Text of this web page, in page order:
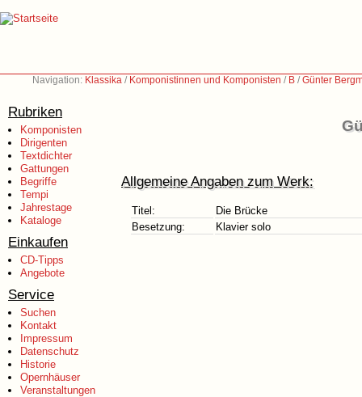
Navigation: Klassika / Komponistinnen und Komponisten / B /Günter
Rubriken
Komponisten
Dirigenten
Textdichter
Gattungen
Begriffe
Tempi
Jahrestage
Kataloge
Einkaufen
CD-Tipps
Angebote
Service
Suchen
Kontakt
Impressum
Datenschutz
Historie
Opernhäuser
Veranstaltungen
Allgemeine Angaben zum Werk:
Titel:
Die Brücke
Besetzung:
Klavier solo